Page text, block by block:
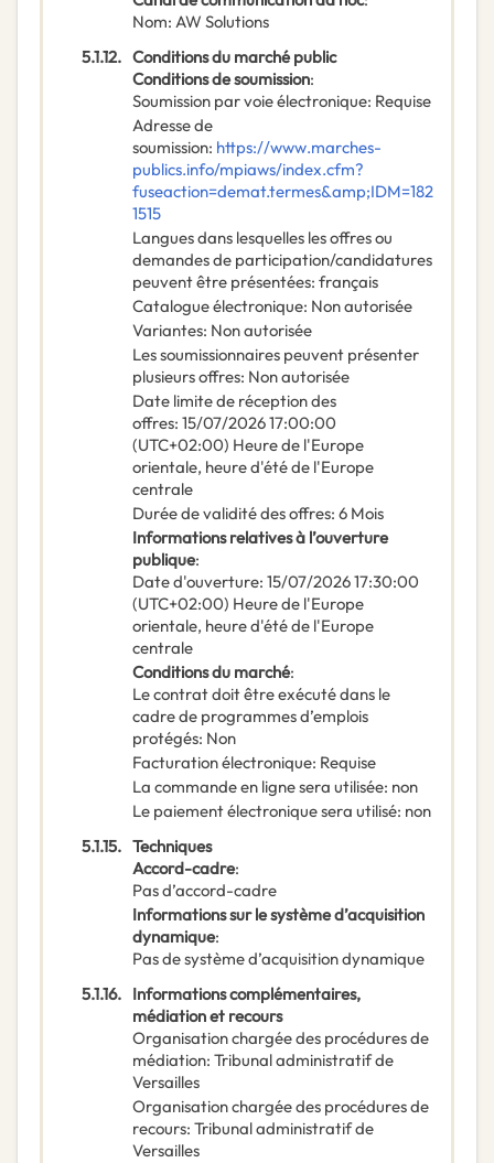
Nom: AW Solutions
5.1.12. Conditions du marché public
Conditions de soumission:
Soumission par voie électronique: Requise
Adresse de
soumission: https://www.marches-
publics.info/mpiaws/index.cfm?
fuseaction=demat.termes&amp;IDM=182
1515
Langues dans lesquelles les offres ou
demandes de participation/candidatures
peuvent être présentées: français
Catalogue électronique: Non autorisée
Variantes: Non autorisée
Les soumissionnaires peuvent présenter
plusieurs offres: Non autorisée
Date limite de réception des
offres: 15/07/202617:00:00
(UTC+02:00) Heure de l'Europe
orientale, heure d'été de l'Europe
centrale
Durée de validité des offres: 6 Mois
Informations relatives à l’ouverture
publique:
Date d'ouverture: 15/07/202617:30:00
(UTC+02:00) Heure de l'Europe
orientale, heure d'été de l'Europe
centrale
Conditions du marché:
Le contrat doit être exécuté dans le
cadre de programmes d’emplois
protégés: Non
Facturation électronique: Requise
La commande en ligne sera utilisée: non
Le paiement électronique sera utilisé: non
5.1.15. Techniques
Accord-cadre:
Pas d’accord-cadre
Informations sur le système d’acquisition
dynamique:
Pas de système d’acquisition dynamique
5.1.16. Informations complémentaires,
médiation et recours
Organisation chargée des procédures de
médiation: Tribunal administratif de
Versailles
Organisation chargée des procédures de
recours: Tribunal administratif de
Versailles